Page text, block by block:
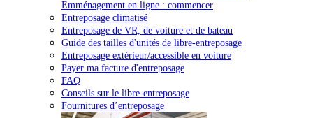
Emménagement en ligne : commencer
Entreposage climatisé
Entreposage de VR, de voiture et de bateau
Guide des tailles d'unités de libre-entreposage
Entreposage extérieur/accessible en voiture
Payer ma facture d'entreposage
FAQ
Conseils sur le libre-entreposage
Fournitures d’entreposage